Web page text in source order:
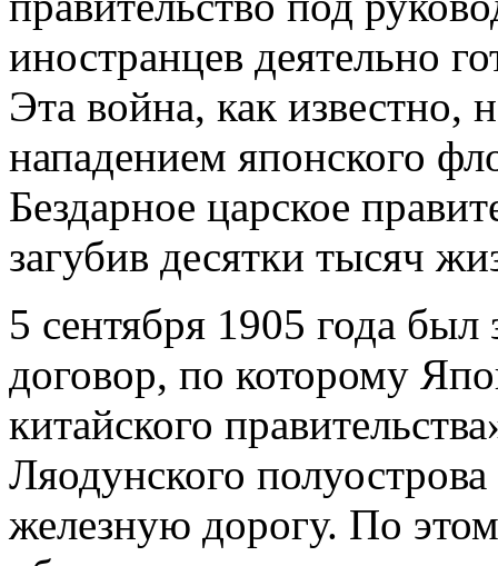
иностранцев деятельно
Эта война, как известно,
нападением японского
Бездарное царское
загубив десятки тысяч
5 сентября 1905 года
договор, по которому
китайского
Ляодунского
железную дорогу. По